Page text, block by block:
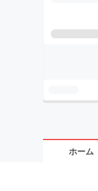
ホーム